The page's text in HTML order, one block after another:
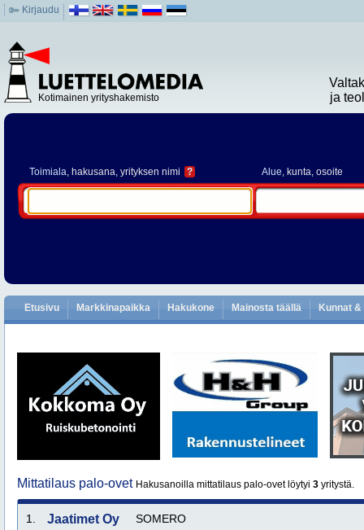
Kirjaudu
Kotimainen yrityshakemisto
ja
Toimiala, hakusana, yrityksen nimi ? Alue, kunta, osoite
Etusivu Markkinapaikka Hakukone Mainosta täällä Kunnat
Mittatilaus palo-ovet Hakusanoilla mittatilaus palo-ovet löytyi 3 yritystä.
1. Jaatimet Oy SOMERO